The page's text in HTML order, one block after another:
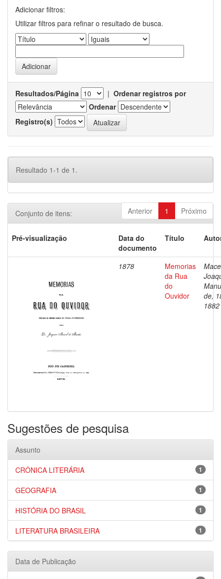
Adicionar filtros:
Utilizar filtros para refinar o resultado de busca.
Resultados/Página | Ordenar registros por
Ordenar
Registro(s)
Resultado 1-1 de 1.
Anterior 1 Próximo
Conjunto de itens:
Pré-visualização
Data do
documento
Título
1878
Memorias
da Rua
do
Ouvidor
de,
1882
Sugestões de pesquisa
Assunto
1
CRÔNICA LITERÁRIA
1
GEOGRAFIA
1
HISTÓRIA DO BRASIL
1
LITERATURA BRASILEIRA
Data de Publicação